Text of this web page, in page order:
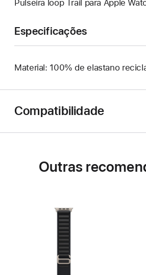
Pulseira loop Trail para Apple
Especificações
Material: 100% de elastano
Compatibilidade
Outras